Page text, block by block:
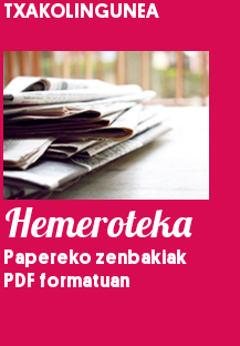
TXAKOLINGUNEA
Hemeroteka
Papereko zenbakiak
PDF formatuan